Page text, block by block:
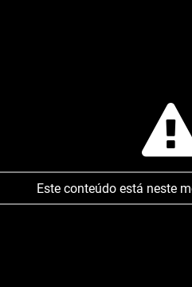
Este conteúdo está neste